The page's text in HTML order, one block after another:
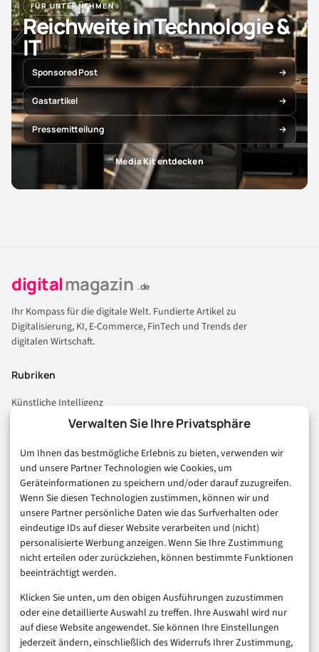
Verwalten Sie Ihre Privatsphäre
Um Ihnen das bestmögliche Erlebnis zu bieten, verwenden wir
und unsere Partner Technologien wie Cookies, um
Geräteinformationen zu speichern und/oder darauf zuzugreifen.
Wenn Sie diesen Technologien zustimmen, können wir und
unsere Partner persönliche Daten wie das Surfverhalten oder
eindeutige IDs auf dieser Website verarbeiten und (nicht)
personalisierte Werbung anzeigen. Wenn Sie Ihre Zustimmung
nicht erteilen oder zurückziehen, können bestimmte Funktionen
beeinträchtigt werden.
Klicken Sie unten, um den obigen Ausführungen zuzustimmen
oder eine detaillierte Auswahl zu treffen. Ihre Auswahl wird nur
auf diese Website angewendet. Sie können Ihre Einstellungen
jederzeit ändern, einschließlich des Widerrufs Ihrer Zustimmung,
FÜR UNTERNEHMEN
Reichweite in Technologie &
IT
Sponsored Post
Gastartikel
Pressemitteilung
Media Kit entdecken
digitalmagazin .de
Ihr Kompass für die digitale Welt. Fundierte Artikel zu
Digitalisierung, KI, E-Commerce, FinTech und Trends der
digitalen Wirtschaft.
Rubriken
Künstliche Intelligenz
Technologie & IT
Consumer & Digital Life
Marketing
Finanzen & FinTech
Business & Karriere
Sicherheit & Recht
Digitalisierung
Marketing
Magazin
Unsere Redaktion